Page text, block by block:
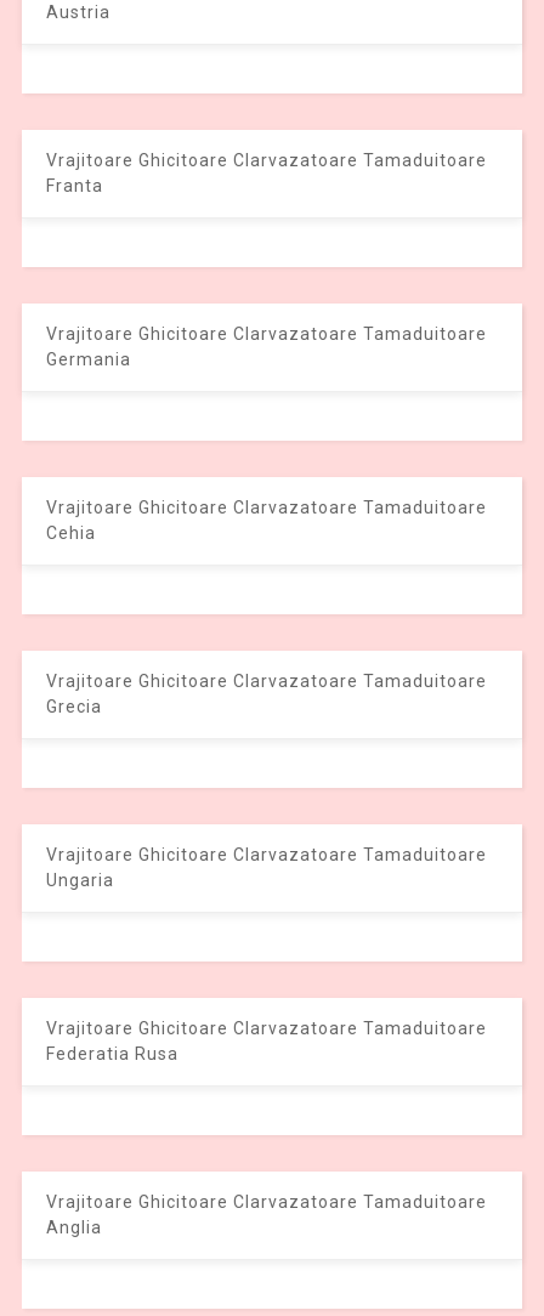
Austria
Vrajitoare Ghicitoare Clarvazatoare Tamaduitoare
Franta
Vrajitoare Ghicitoare Clarvazatoare Tamaduitoare
Germania
Vrajitoare Ghicitoare Clarvazatoare Tamaduitoare
Cehia
Vrajitoare Ghicitoare Clarvazatoare Tamaduitoare
Grecia
Vrajitoare Ghicitoare Clarvazatoare Tamaduitoare
Ungaria
Vrajitoare Ghicitoare Clarvazatoare Tamaduitoare
Federatia Rusa
Vrajitoare Ghicitoare Clarvazatoare Tamaduitoare
Anglia